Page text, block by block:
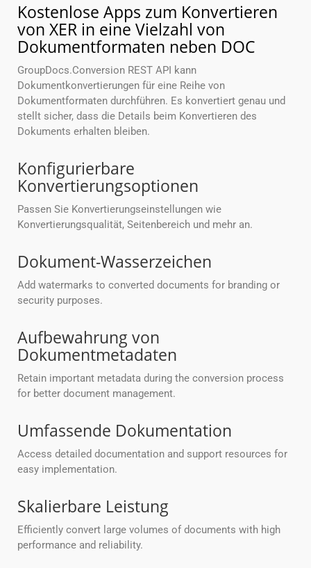
Kostenlose Apps zum Konvertieren
von XER in eine Vielzahl von
Dokumentformaten neben DOC
GroupDocs.Conversion REST API kann
Dokumentkonvertierungen für eine Reihe von
Dokumentformaten durchführen. Es konvertiert genau und
stellt sicher, dass die Details beim Konvertieren des
Dokuments erhalten bleiben.
Konfigurierbare
Konvertierungsoptionen
Passen Sie Konvertierungseinstellungen wie
Konvertierungsqualität, Seitenbereich und mehr an.
Dokument-Wasserzeichen
Add watermarks to converted documents for branding or
security purposes.
Aufbewahrung von
Dokumentmetadaten
Retain important metadata during the conversion process
for better document management.
Umfassende Dokumentation
Access detailed documentation and support resources for
easy implementation.
Skalierbare Leistung
Efficiently convert large volumes of documents with high
performance and reliability.